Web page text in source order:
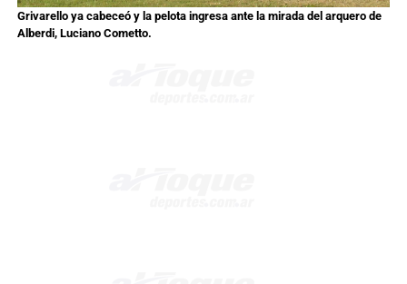
Grivarello ya cabeceó y la pelota ingresa ante la mirada del arquero de
Alberdi, Luciano Cometto.